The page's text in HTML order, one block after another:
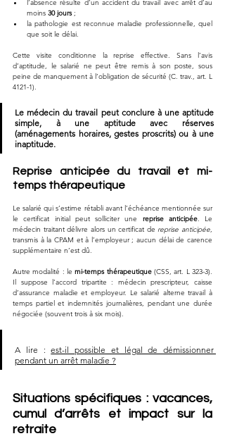
l’absence résulte d’un accident du travail avec arrêt d’au
moins 30 jours ;
la pathologie est reconnue maladie professionnelle, quel
que soit le délai.
Cette visite conditionne la reprise effective. Sans l’avis
d’aptitude, le salarié ne peut être remis à son poste, sous
peine de manquement à l’obligation de sécurité (C. trav., art. L
4121-1).
Le médecin du travail peut conclure à une aptitude
simple, à une aptitude avec réserves
(aménagements horaires, gestes proscrits) ou à une
inaptitude.
Reprise anticipée du travail et mi-
temps thérapeutique
Le salarié qui s’estime rétabli avant l’échéance mentionnée sur
le certificat initial peut solliciter une reprise anticipée. Le
médecin traitant délivre alors un certificat de reprise anticipée,
transmis à la CPAM et à l’employeur ; aucun délai de carence
supplémentaire n’est dû.
Autre modalité : le mi-temps thérapeutique (CSS, art. L 323-3).
Il suppose l’accord tripartite : médecin prescripteur, caisse
d’assurance maladie et employeur. Le salarié alterne travail à
temps partiel et indemnités journalières, pendant une durée
négociée (souvent trois à six mois).
A lire : est-il possible et légal de démissionner
pendant un arrêt maladie ?
Situations spécifiques : vacances,
cumul d’arrêts et impact sur la
retraite